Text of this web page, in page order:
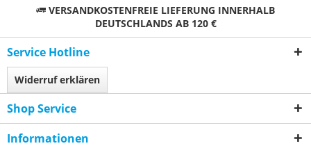
VERSANDKOSTENFREIE LIEFERUNG INNERHALB
DEUTSCHLANDS AB 120 €
Service Hotline
Widerruf erklären
Shop Service
Informationen